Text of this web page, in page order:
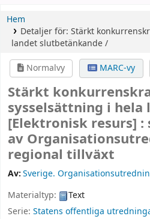
Hem
Detaljer för: Stärkt
landetslutbetänkande /
Normalvy
MARC-vy
Stärkt
sysselsättning i hela
[Elektronisk resurs] :
av
regional tillväxt
Av:Sverige.
Materialtyp:
Text
Serie: Statens offentliga